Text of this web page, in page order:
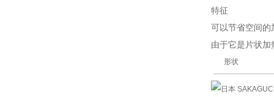
特征
可以节省空间的
由于它是片状
形状